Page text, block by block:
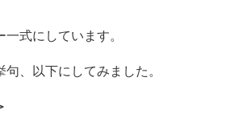
式にしています。
、以下にしてみました。